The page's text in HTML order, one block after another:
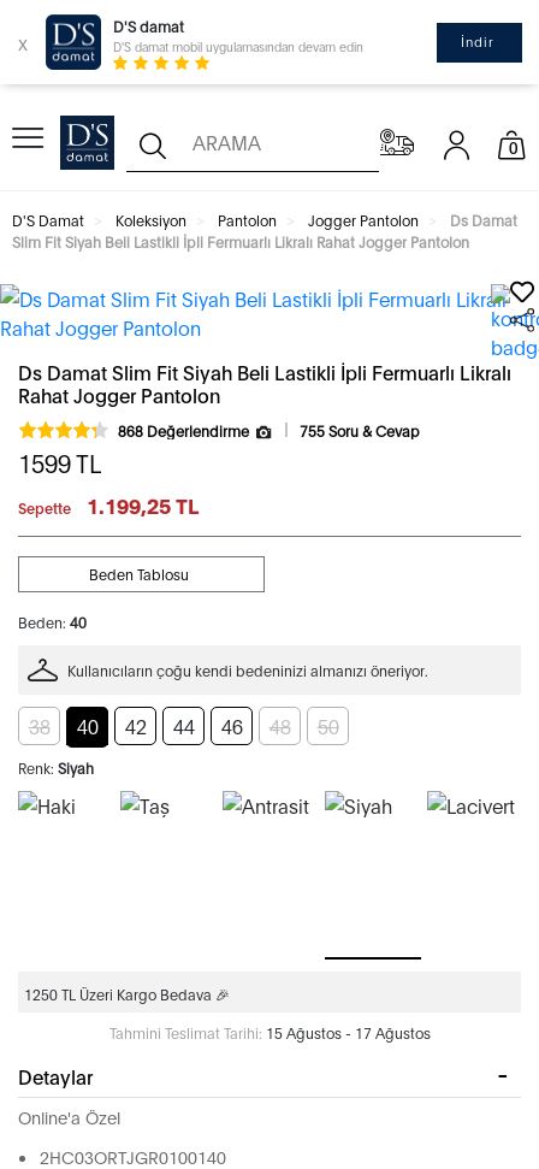
x
D'S damat
D'S damat mobil uygulamasından devam edin İndir
0
D'S Damat Koleksiyon Pantolon Jogger Pantolon
Ds Damat
Slim Fit Siyah Beli Lastikli İpli Fermuarlı Likralı Rahat Jogger Pantolon
Ds Damat Slim Fit Siyah Beli Lastikli İpli Fermuarlı Likralı
Rahat Jogger Pantolon
868 Değerlendirme 755 Soru & Cevap
1599TL
Sepette 1.199,25 TL
Beden: 40
Beden Tablosu
Kullanıcıların çoğu kendi bedeninizi almanızı öneriyor.
38 40 42 44 46 48 50
Renk: Siyah
1250 TL Üzeri Kargo Bedava 🎉
Tahmini Teslimat Tarihi: 15 Ağustos - 17 Ağustos
Detaylar
Online'a Özel
2HC03ORTJGR0100140